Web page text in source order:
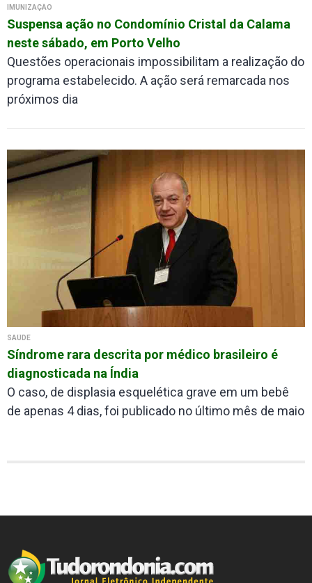
IMUNIZAÇÃO
Suspensa ação no Condomínio Cristal da Calama
neste sábado, em Porto Velho
Questões operacionais impossibilitam a realização do
programa estabelecido. A ação será remarcada nos
próximos dia
SAÚDE
Síndrome rara descrita por médico brasileiro é
diagnosticada na Índia
O caso, de displasia esquelética grave em um bebê
de apenas 4 dias, foi publicado no último mês de maio